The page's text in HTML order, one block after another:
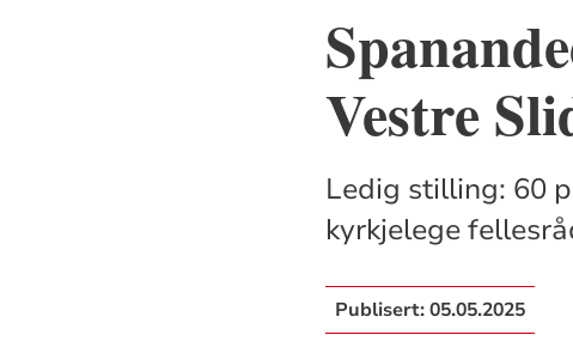
Vestre
Ledig stilling: 60
kyrkjelege
Publisert:05.05.2025